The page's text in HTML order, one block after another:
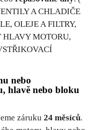
A CHLADIČE
OLEJE A FILTRY,
HLAVY MOTORU,
nebo
hlavě nebo bloku
záruku 24 měsíců.